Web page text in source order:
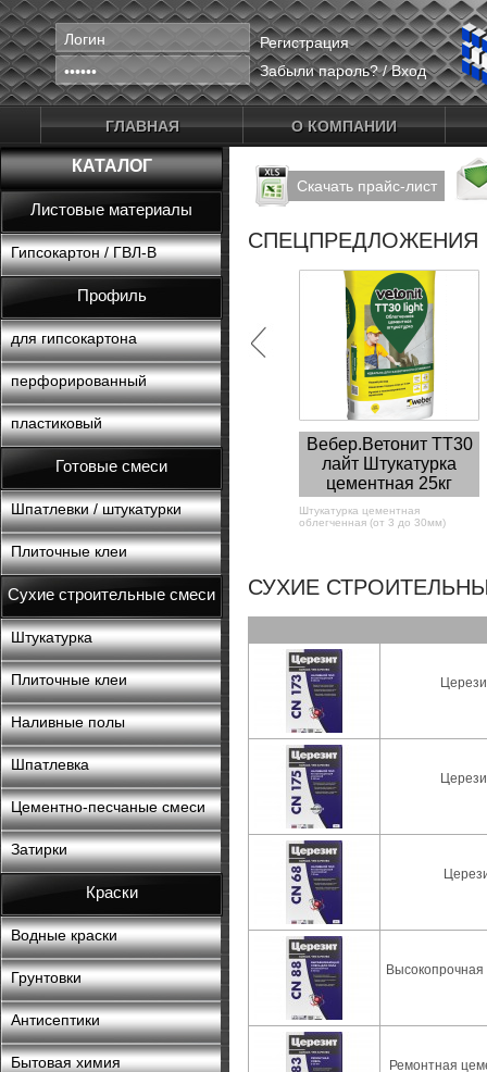
Регистрация
Забыли пароль?/Вход
ГЛАВНАЯ О КОМПАНИИ
КАТАЛОГ
Листовые материалы
Гипсокартон / ГВЛ-В
Профиль
для гипсокартона
перфорированный
пластиковый
Готовые смеси
Шпатлевки / штукатурки
Плиточные клеи
Сухие строительные смеси
Штукатурка
Плиточные клеи
Наливные полы
Шпатлевка
Цементно-песчаные смеси
Затирки
Краски
Водные краски
Грунтовки
Антисептики
Бытовая химия
Скачать прайс-лист
СПЕЦПРЕДЛОЖЕНИЯ
Вебер.Ветонит ТТ30
лайт Штукатурка
цементная 25кг
Штукатурка цементная
облегченная (от 3 до 30мм)
СУХИЕ
Ремонтная